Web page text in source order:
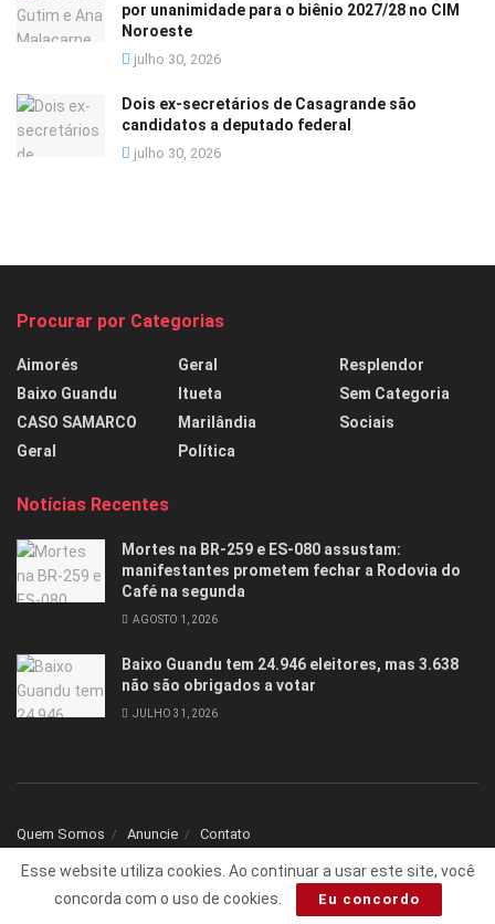
por unanimidade para o biênio 2027/28 no CIM
Noroeste
julho 30, 2026
Dois ex-secretários de Casagrande são
candidatos a deputado federal
julho 30, 2026
Procurar por Categorias
Aimorés
Baixo Guandu
CASO SAMARCO
Geral
Geral
Itueta
Marilândia
Política
Resplendor
Sem Categoria
Sociais
Notícias Recentes
Mortes na BR-259 e ES-080 assustam:
manifestantes prometem fechar a Rodovia do
Café na segunda
AGOSTO 1, 2026
Baixo Guandu tem 24.946 eleitores, mas 3.638
não são obrigados a votar
JULHO 31, 2026
Quem Somos Anuncie Contato
© 2025 Todos os direitos reservados Folha1 - Desenvolvido por dNNr Dev
Esse website utiliza cookies. Ao continuar a usar este site, você
concorda com o uso de cookies.
Eu concordo